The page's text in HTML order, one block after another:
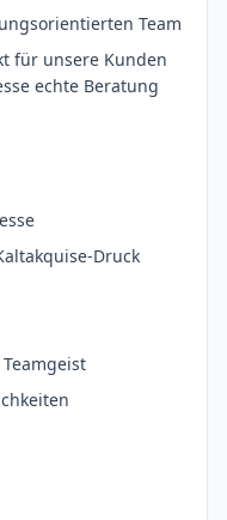
Team
für unsere Kunden
echte Beratung
Druck